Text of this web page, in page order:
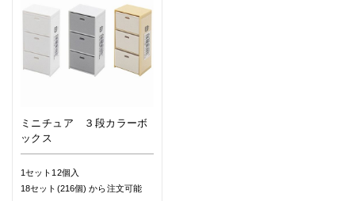
ミニチュア ３段カラーボ
ックス
1セット12個入
18セット(216個)から注文可能